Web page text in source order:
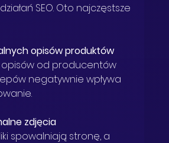
SEO. Oto najczęstsze
opisów produktów
negatywnie wpływa
zdjęcia